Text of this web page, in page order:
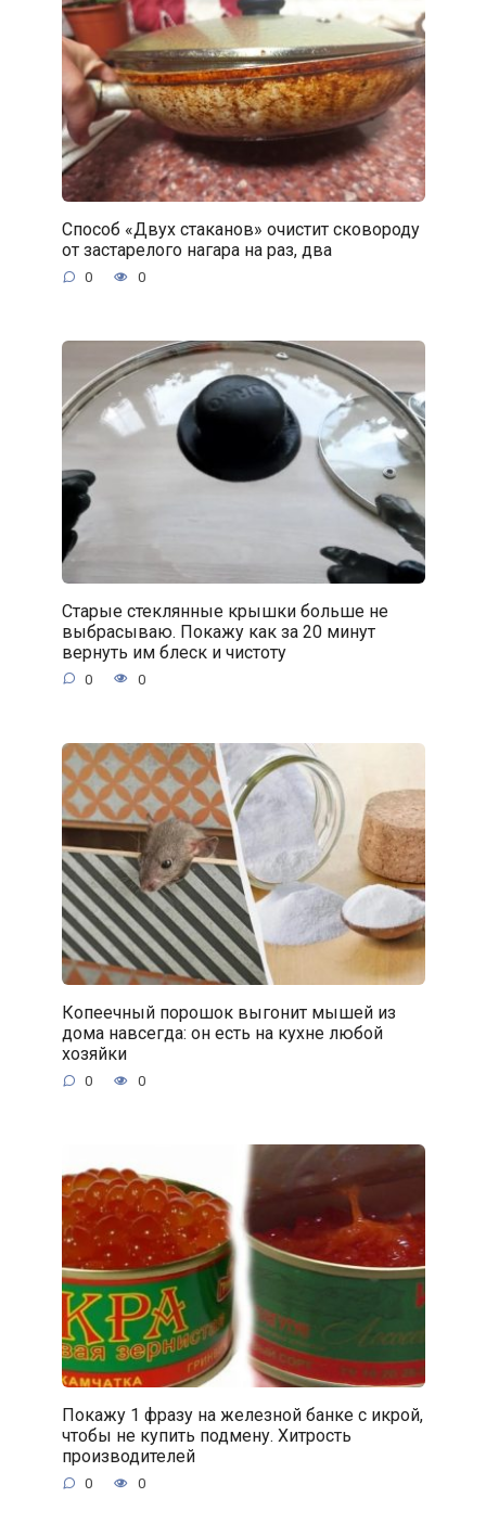
Способ «Двух стаканов» очистит сковороду
от застарелого нагара на раз, два
0 0
Старые стеклянные крышки больше не
выбрасываю. Покажу как за 20 минут
вернуть им блеск и чистоту
0 0
Копеечный порошок выгонит мышей из
дома навсегда: он есть на кухне любой
хозяйки
0 0
Покажу 1 фразу на железной банке с икрой,
чтобы не купить подмену. Хитрость
производителей
0 0